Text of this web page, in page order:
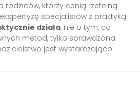
rodziców, którzy cenią rzetelną
specjalistów z praktyką
działa, nie o tym, co
metod, tylko sprawdzona
jest wystarczająco